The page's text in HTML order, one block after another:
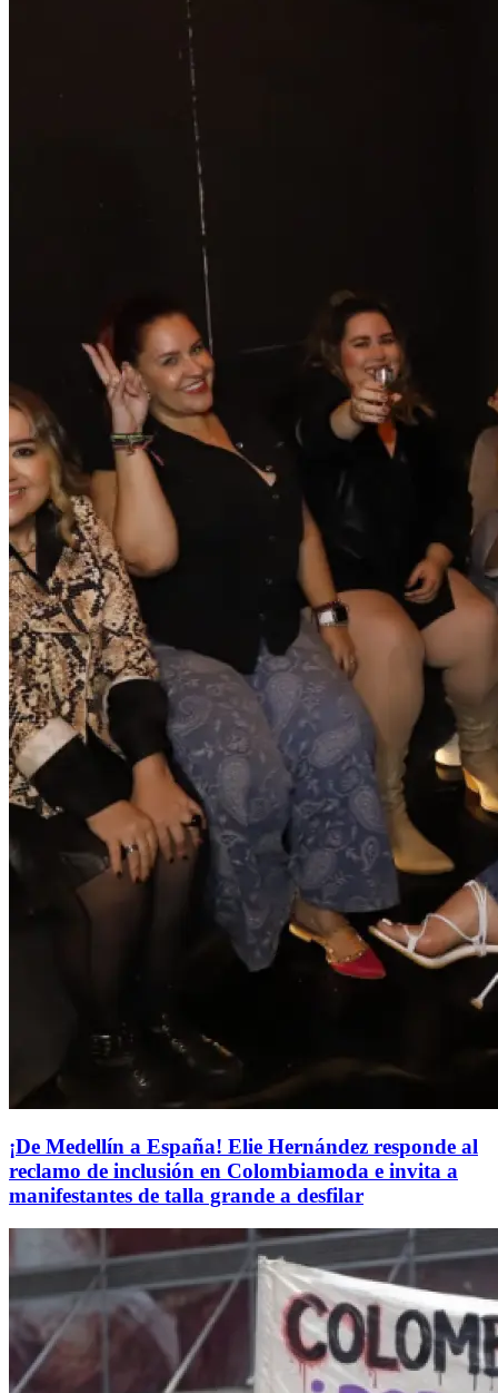
¡De Medellín a España! Elie Hernández responde al
reclamo de inclusión en Colombiamoda e invita a
manifestantes de talla grande a desfilar